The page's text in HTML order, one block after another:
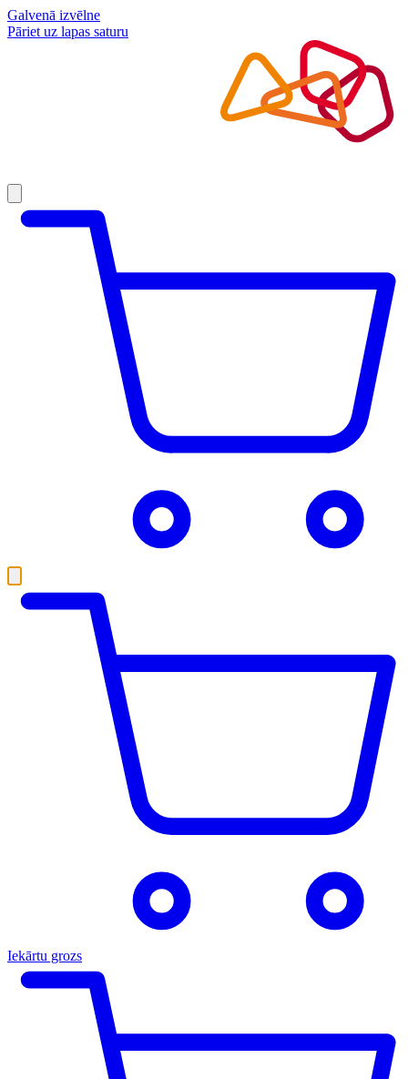
Galvenā izvēlne
Pāriet uz lapas saturu
Iekārtu grozs